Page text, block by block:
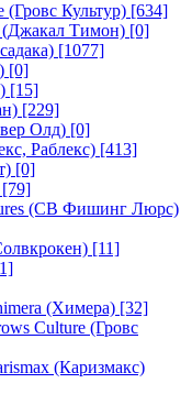
Культур) [634]
(Джакал Тимон) [0]
[1077]
[0]
[15]
[229]
Олд) [0]
Раблекс) [413]
[0]
[79]
(СВ Фишинг Люрс)
[11]
(Химера) [32]
Culture (Гровс
(Каризмакс)